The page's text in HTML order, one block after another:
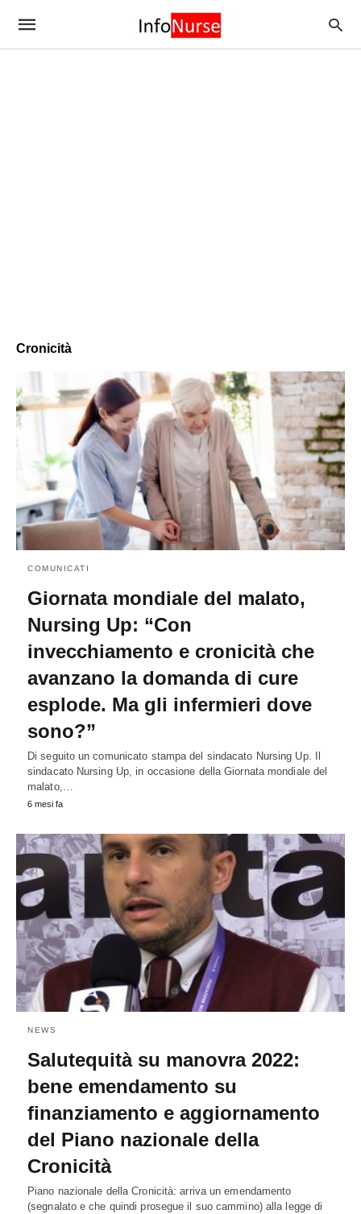
Cronicità
COMUNICATI
Giornata mondiale del malato,
Nursing Up: “Con
invecchiamento e cronicità che
avanzano la domanda di cure
esplode. Ma gli infermieri dove
sono?”
Di seguito un comunicato stampa del sindacato Nursing Up. Il
sindacato Nursing Up, in occasione della Giornata mondiale del
malato,…
6 mesi fa
NEWS
Salutequità su manovra 2022:
bene emendamento su
finanziamento e aggiornamento
del Piano nazionale della
Cronicità
Piano nazionale della Cronicità: arriva un emendamento
(segnalato e che quindi prosegue il suo cammino) alla legge di